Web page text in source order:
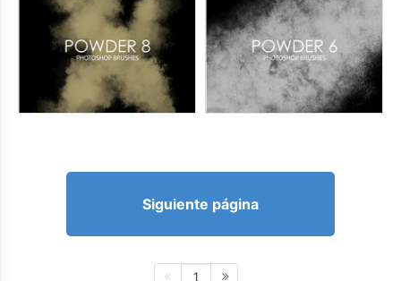
Siguiente página
1